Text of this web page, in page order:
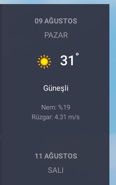
09 AĞUSTOS
PAZAR
31 °
Güneşli
Nem: %19
Rüzgar: 4.31 m/s
11 AĞUSTOS
SALI